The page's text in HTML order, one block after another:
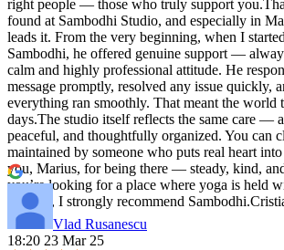
right people — those who truly support
found at Sambodhi Studio, and especially in
leads it. From the very beginning, when I
Sambodhi, he offered genuine support —
calm and highly professional attitude. He
message promptly, resolved any issue quickly,
everything ran smoothly. That meant the world
days.The studio itself reflects the same care —
peaceful, and thoughtfully organized. You can
maintained by someone who puts real heart
you, Marius, for being there — steady, kind,
you’re looking for a place where yoga is held
warmth, I strongly recommend
Vlad Rusanescu
18:20 23 Mar 25